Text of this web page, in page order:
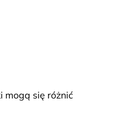
mogą się różnić